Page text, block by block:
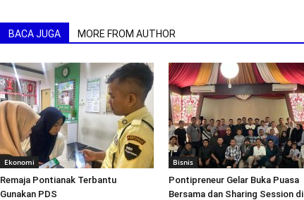
BACA JUGA MORE FROM AUTHOR
Ekonomi
Remaja Pontianak Terbantu
Gunakan PDS
Bisnis
Pontipreneur Gelar Buka Puasa
Bersama dan Sharing Session di